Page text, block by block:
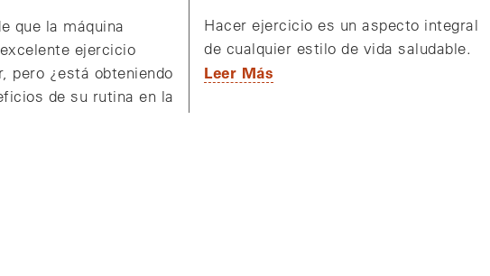
que la máquina
ejercicio
pero ¿está obteniendo
de su rutina en la
Hacer ejercicio es un aspecto integral
de cualquier estilo de vida saludable.
Leer Más